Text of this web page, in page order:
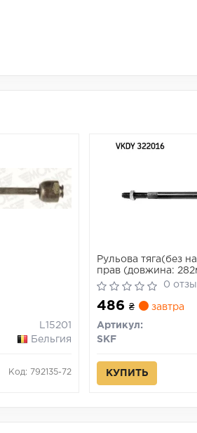
L15201
Бельгия
Код: 792135-72
Рульова тяга(без
прав (довжина:
CINQUECENTO,
Electric 07.91-01.10
0
486 ₴ завтра
Артикул:
SKF
КУПИТЬ